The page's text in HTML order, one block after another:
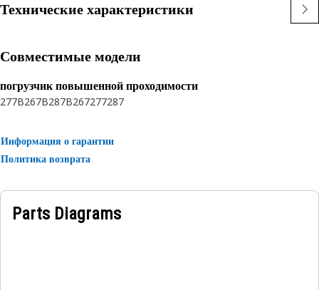
Технические характеристики
Совместимые модели
погрузчик повышенной проходимости
277B267B287B267277287
Информация о гарантии
Политика возврата
Parts Diagrams